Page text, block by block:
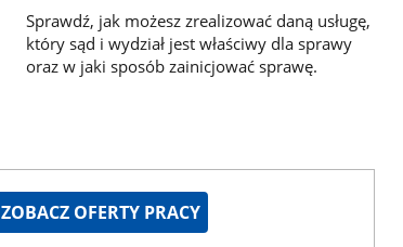
Sprawdź, jak możesz zrealizować daną usługę,
który sąd i wydział jest właściwy dla sprawy
oraz w jaki sposób zainicjować sprawę.
ZOBACZ OFERTY PRACY